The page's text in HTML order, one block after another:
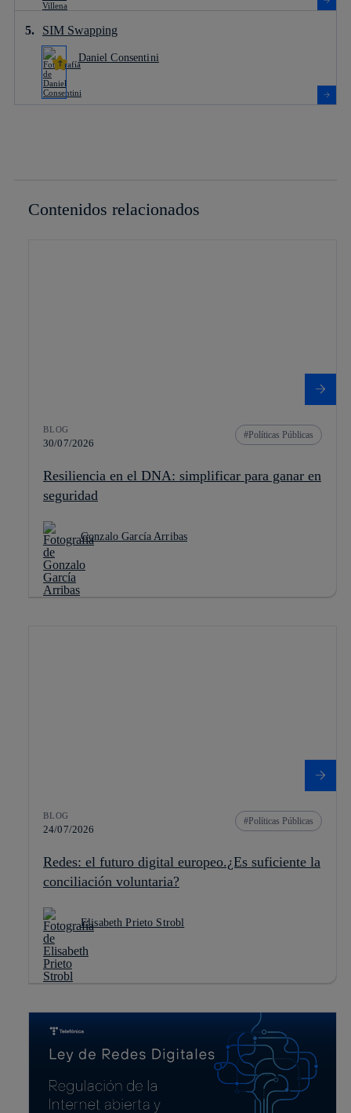
SIM Swapping
Daniel Consentini
Contenidos relacionados
BLOG
30/07/2026
Políticas Públicas
Resiliencia en el DNA: simplificar para ganar en
seguridad
Gonzalo García Arribas
BLOG
24/07/2026
Políticas Públicas
Redes: el futuro digital europeo.¿Es suficiente la
conciliación voluntaria?
Elisabeth Prieto Strobl